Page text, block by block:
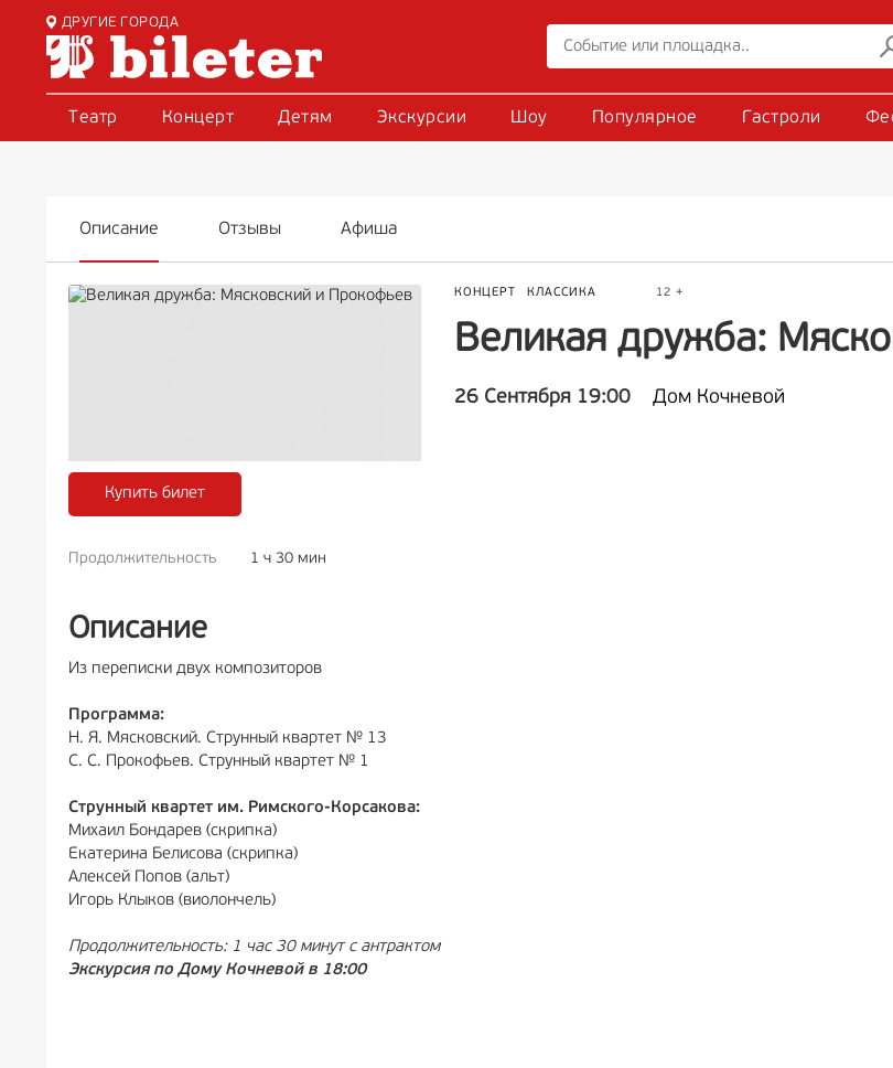
ДРУГИЕ ГОРОДА
Театр Концерт Детям Экскурсии Шоу Популярное Гастроли
Описание Отзывы Афиша
КОНЦЕРТ КЛАССИКА 12 +
Великая дружба:
26 Сентября 19:00 Дом Кочневой
Купить билет
Продолжительность 1 ч 30 мин
Описание
Из переписки двух композиторов
Программа:
Н. Я. Мясковский. Струнный квартет № 13
С. С. Прокофьев. Струнный квартет № 1
Струнный квартет им. Римского-Корсакова:
Михаил Бондарев (скрипка)
Екатерина Белисова (скрипка)
Алексей Попов (альт)
Игорь Клыков (виолончель)
Продолжительность: 1 час 30 минут с антрактом
Экскурсия по Дому Кочневой в 18:00